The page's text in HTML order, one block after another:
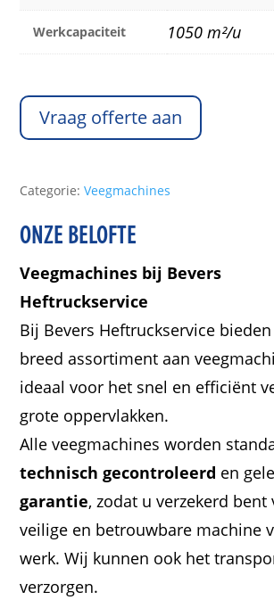
Werkcapaciteit 1050 m²/u
Vraag offerte aan
Categorie:Veegmachines
ONZE BELOFTE
Veegmachines bij Bevers
Heftruckservice
Bij Bevers Heftruckservice
breed assortiment aan
ideaal voor het snel en efficiënt
grote oppervlakken.
Alle veegmachines worden
technisch gecontroleerd en
garantie, zodat u verzekerd bent
veilige en betrouwbare machine
werk. Wij kunnen ook het
verzorgen.